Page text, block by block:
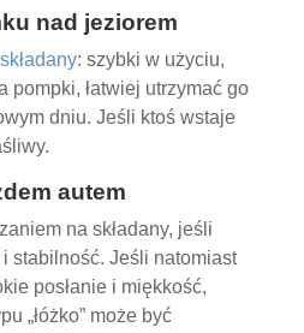
nad jeziorem
: szybki w użyciu,
pompki, łatwiej utrzymać go
dniu. Jeśli ktoś wstaje
autem
na składany, jeśli
stabilność. Jeśli natomiast
posłanie i miękkość,
„łóżko” może być